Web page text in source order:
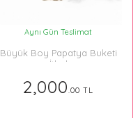
Aynı Gün Teslimat
Büyük Boy Papatya Buketi
İthal
2,000.00 TL